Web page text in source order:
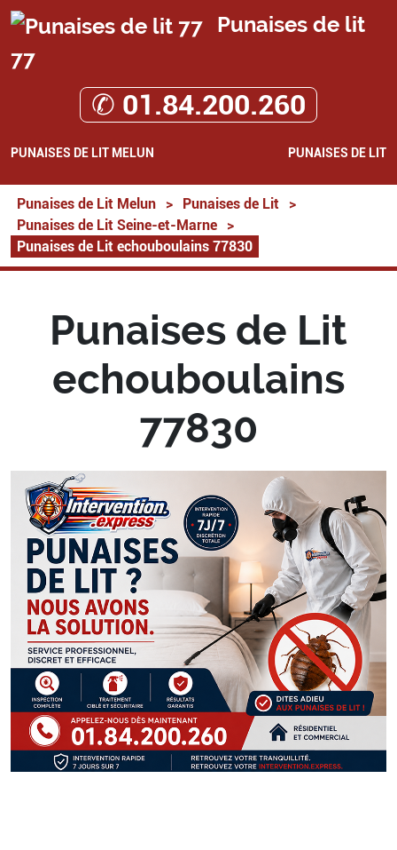
Punaises de lit
77
✆ 01.84.200.260
PUNAISES DE LIT MELUN PUNAISES DE LIT
Punaises de Lit Melun > Punaises de Lit
>
Punaises de Lit Seine-et-Marne
>
Punaises de Lit echouboulains 77830
Punaises de Lit
echouboulains
77830